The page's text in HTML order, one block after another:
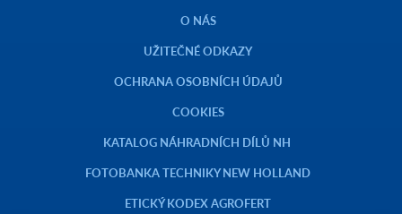
O NÁS
UŽITEČNÉ ODKAZY
OCHRANA OSOBNÍCH ÚDAJŮ
COOKIES
KATALOG NÁHRADNÍCH DÍLŮ NH
FOTOBANKA TECHNIKY NEW HOLLAND
ETICKÝ KODEX AGROFERT